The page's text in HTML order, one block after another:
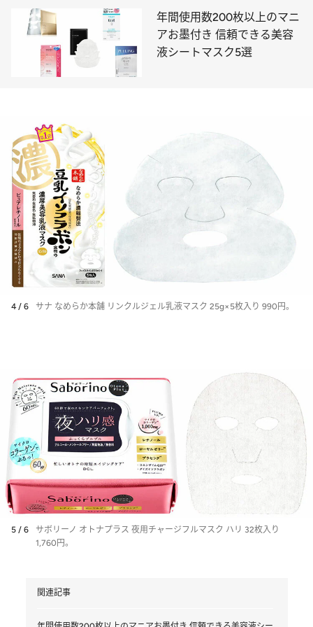
年間使用数200枚以上のマニ
アお墨付き 信頼できる美容
液シートマスク5選
4 / 6 サナ なめらか本舗 リンクルジェル乳液マスク 25g×5枚入り 990円。
5 / 6
サボリーノ オトナプラス 夜用チャージフルマスク ハリ 32枚入り
1,760円。
関連記事